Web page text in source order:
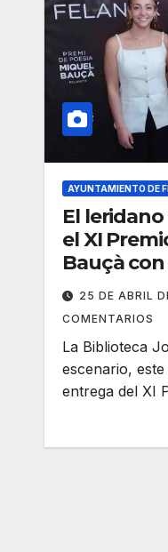
AYUNTAMIENTO DE
El leridano
el XI
Bauçà con
25 DE ABRIL
COMENTARIOS
La Biblioteca
escenario,
entrega del XI